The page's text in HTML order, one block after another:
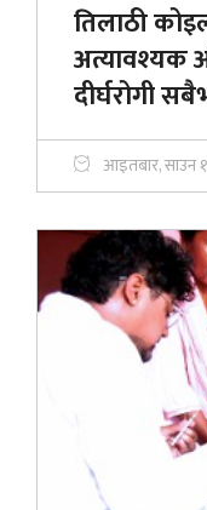
तिलाठी
अत्यावश्यक
दीर्घरोगी
आइतबार, साउन